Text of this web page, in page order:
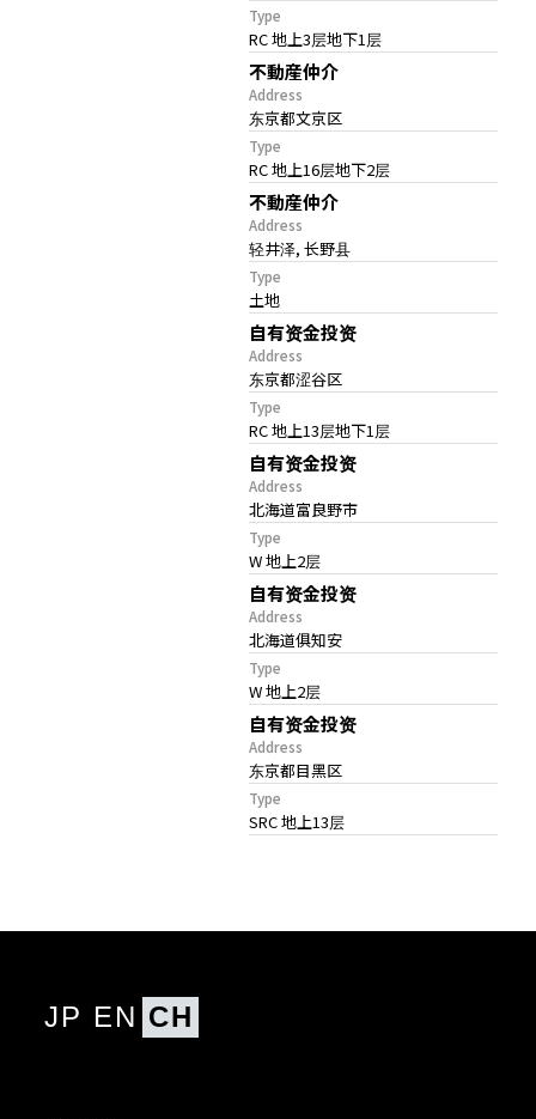
Type
RC 地上3层地下1层
不動産仲介
Address
东京都文京区
Type
RC 地上16层地下2层
不動産仲介
Address
轻井泽, 长野县
Type
土地
自有资金投资
Address
东京都涩谷区
Type
RC 地上13层地下1层
自有资金投资
Address
北海道富良野市
Type
W 地上2层
自有资金投资
Address
北海道俱知安
Type
W 地上2层
自有资金投资
Address
东京都目黑区
Type
SRC 地上13层
JP EN CH